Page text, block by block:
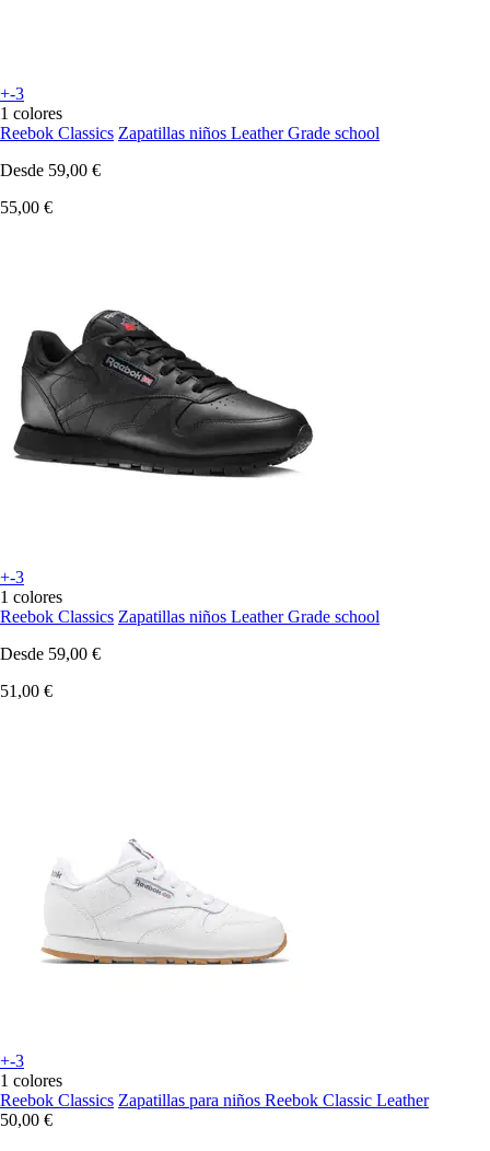
+-3
1 colores
Reebok Classics Zapatillas niños Leather Grade school
Desde 59,00 €
55,00 €
+-3
1 colores
Reebok Classics Zapatillas niños Leather Grade school
Desde 59,00 €
51,00 €
+-3
1 colores
Reebok Classics Zapatillas para niños Reebok Classic Leather
50,00 €